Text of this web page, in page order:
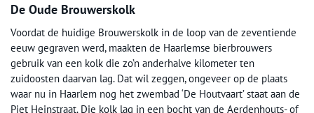
De Oude Brouwerskolk
Voordat de huidige Brouwerskolk in de loop van de zeventiende
eeuw gegraven werd, maakten de Haarlemse bierbrouwers
gebruik van een kolk die zo’n anderhalve kilometer ten
zuidoosten daarvan lag. Dat wil zeggen, ongeveer op de plaats
waar nu in Haarlem nog het zwembad ‘De Houtvaart’ staat aan de
Piet Heinstraat. Die kolk lag in een bocht van de Aerdenhouts- of